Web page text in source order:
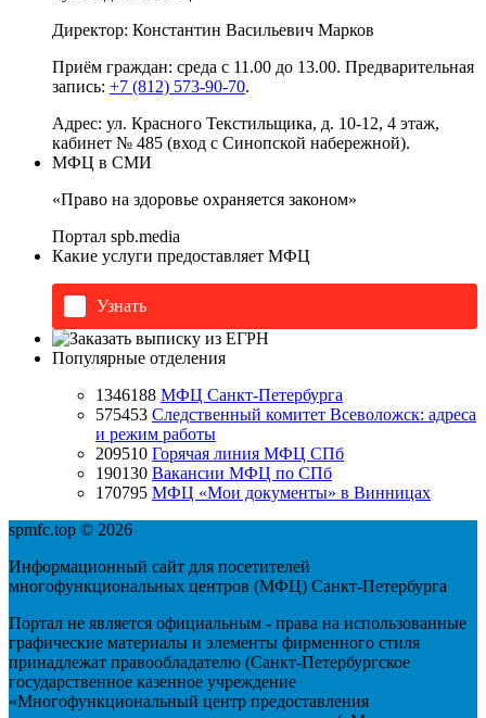
Директор: Константин Васильевич Марков
Приём граждан: среда с 11.00 до 13.00. Предварительная
запись: +7 (812) 573-90-70.
Адрес: ул. Красного Текстильщика, д. 10-12, 4 этаж,
кабинет № 485 (вход с Синопской набережной).
МФЦ в СМИ
«Право на здоровье охраняется законом»
Портал spb.media
Какие услуги предоставляет МФЦ
Узнать
Популярные отделения
1346188 МФЦ Санкт-Петербурга
575453 Следственный комитет Всеволожск: адреса
и режим работы
209510 Горячая линия МФЦ СПб
190130 Вакансии МФЦ по СПб
170795 МФЦ «Мои документы» в Винницах
spmfc.top © 2026
Информационный сайт для посетителей
многофункциональных центров (МФЦ) Санкт-Петербурга
Портал не является официальным - права на использованные
графические материалы и элементы фирменного стиля
принадлежат правообладателю (Санкт-Петербургское
государственное казенное учреждение
«Многофункциональный центр предоставления